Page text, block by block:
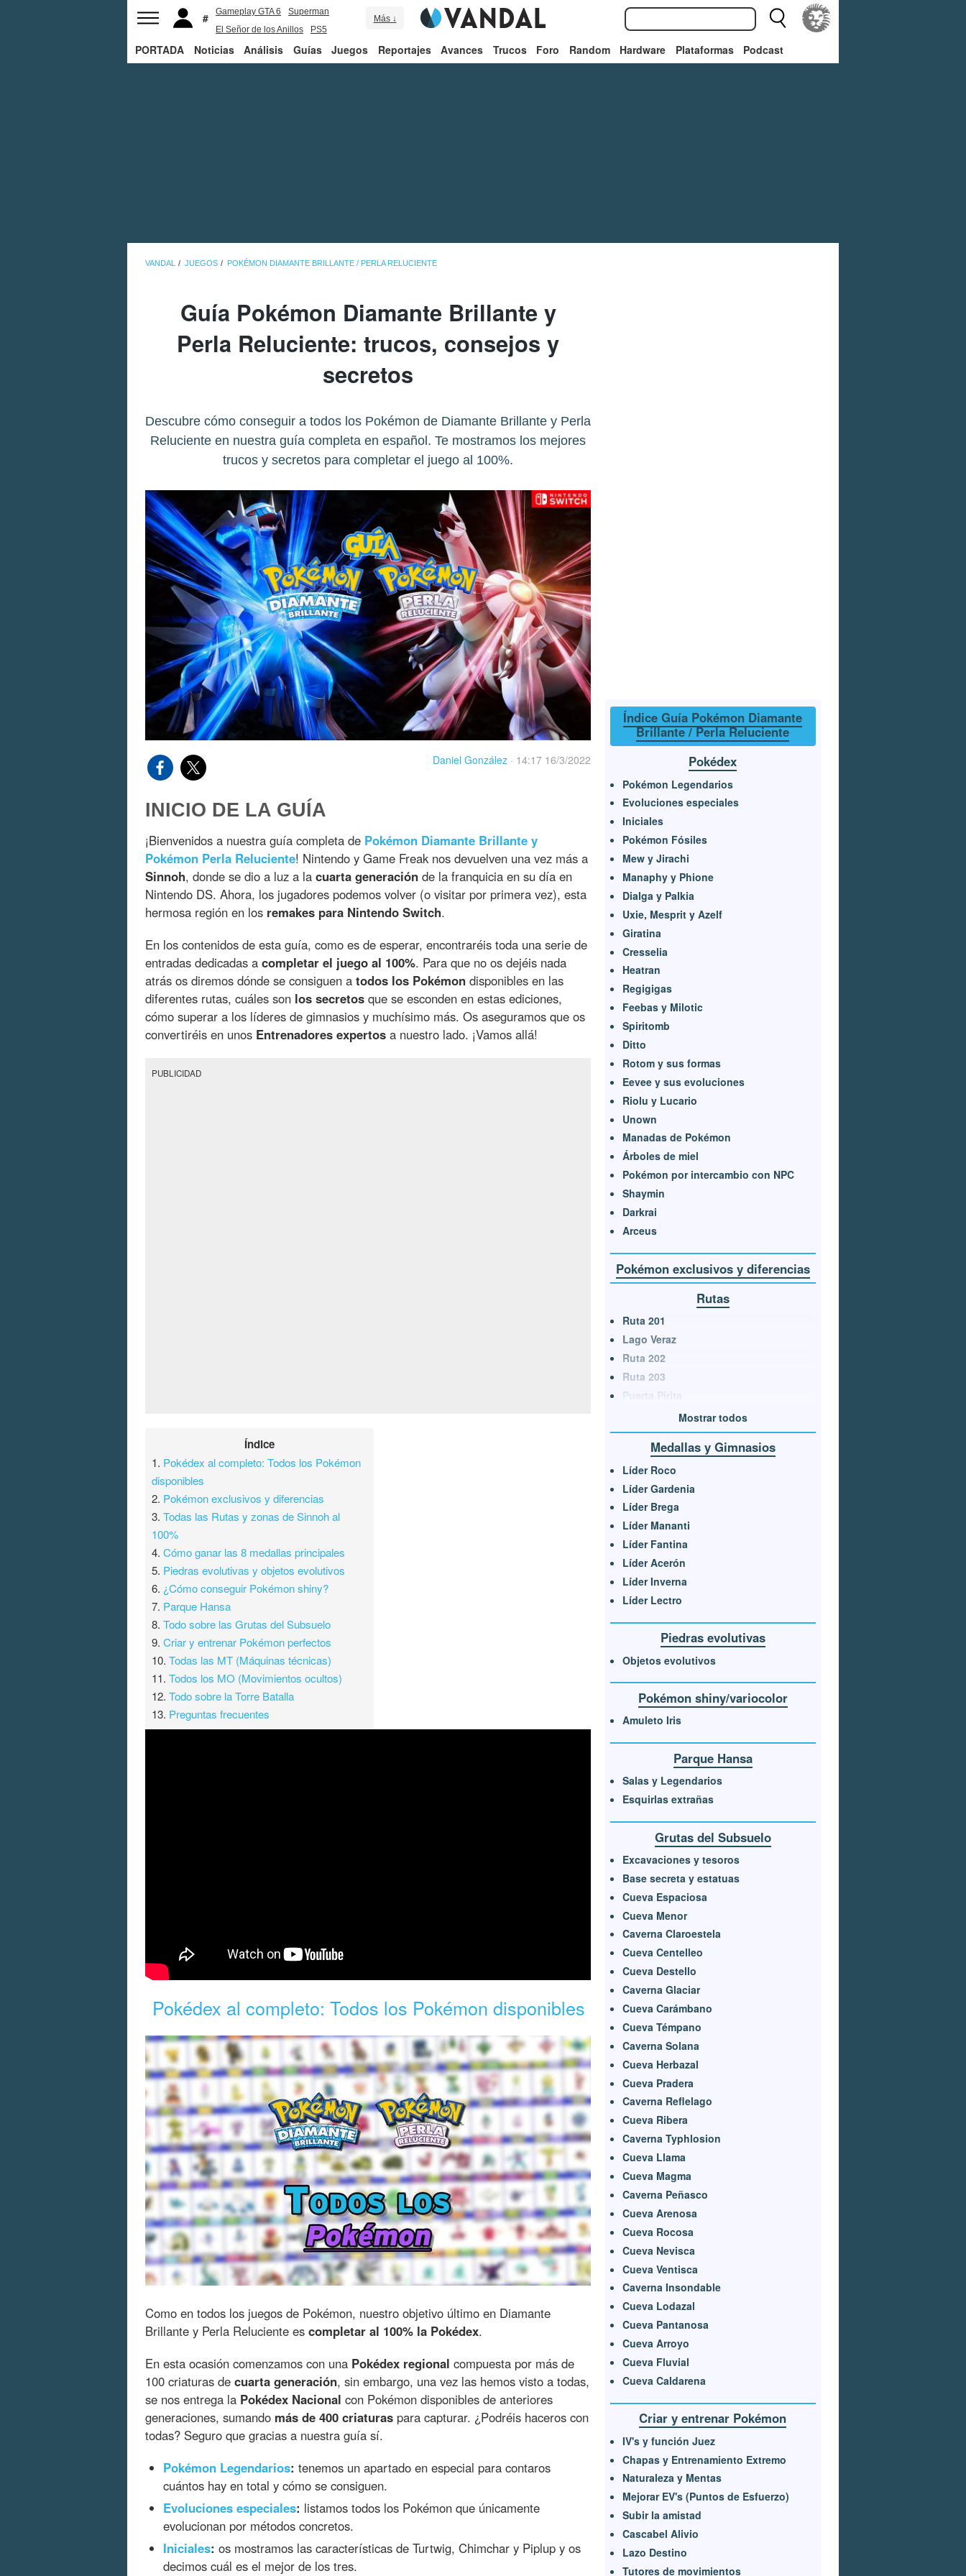
Gameplay GTA 6
Superman
El Señor de los Anillos
PS5
Más ↓
PORTADA Noticias Análisis Guías Juegos Reportajes Avances Trucos Foro Random Hardware Plataformas Podcast
VANDAL JUEGOS POKÉMON DIAMANTE BRILLANTE / PERLA RELUCIENTE
Guía Pokémon Diamante Brillante y
Perla Reluciente: trucos, consejos y
secretos
Descubre cómo conseguir a todos los Pokémon de Diamante Brillante y Perla
Reluciente en nuestra guía completa en español. Te mostramos los mejores
trucos y secretos para completar el juego al 100%.
Daniel González · 14:17 16/3/2022
INICIO DE LA GUÍA
¡Bienvenidos a nuestra guía completa de Pokémon Diamante Brillante y
Pokémon Perla Reluciente! Nintendo y Game Freak nos devuelven una vez más a
Sinnoh, donde se dio a luz a la cuarta generación de la franquicia en su día en
Nintendo DS. Ahora, los jugadores podemos volver (o visitar por primera vez), esta
hermosa región en los remakes para Nintendo Switch.
En los contenidos de esta guía, como es de esperar, encontraréis toda una serie de
entradas dedicadas a completar el juego al 100%. Para que no os dejéis nada
atrás os diremos dónde se consiguen a todos los Pokémon disponibles en las
diferentes rutas, cuáles son los secretos que se esconden en estas ediciones,
cómo superar a los líderes de gimnasios y muchísimo más. Os aseguramos que os
convertiréis en unos Entrenadores expertos a nuestro lado. ¡Vamos allá!
PUBLICIDAD
Índice
1. Pokédex al completo: Todos los Pokémon
disponibles
2. Pokémon exclusivos y diferencias
3.Todas las Rutas y zonas de Sinnoh al
100%
4.Cómo ganar las 8 medallas principales
5. Piedras evolutivas y objetos evolutivos
6. ¿Cómo conseguir Pokémon shiny?
7. Parque Hansa
8.Todo sobre las Grutas del Subsuelo
9.Criar y entrenar Pokémon perfectos
10.Todas las MT (Máquinas técnicas)
11.Todos los MO (Movimientos ocultos)
12.Todo sobre la Torre Batalla
13. Preguntas frecuentes
Pokédex al completo: Todos los Pokémon disponibles
Como en todos los juegos de Pokémon, nuestro objetivo último en Diamante
Brillante y Perla Reluciente es completar al 100% la Pokédex.
En esta ocasión comenzamos con una Pokédex regional compuesta por más de
100 criaturas de cuarta generación, sin embargo, una vez las hemos visto a todas,
se nos entrega la Pokédex Nacional con Pokémon disponibles de anteriores
generaciones, sumando más de 400 criaturas para capturar. ¿Podréis haceros con
todas? Seguro que gracias a nuestra guía sí.
Pokémon Legendarios: tenemos un apartado en especial para contaros
cuántos hay en total y cómo se consiguen.
Evoluciones especiales: listamos todos los Pokémon que únicamente
evolucionan por métodos concretos.
Iniciales: os mostramos las características de Turtwig, Chimchar y Piplup y os
decimos cuál es el mejor de los tres.
Índice Guía Pokémon Diamante
Brillante / Perla Reluciente
Pokédex
Pokémon Legendarios
Evoluciones especiales
Iniciales
Pokémon Fósiles
Mew y Jirachi
Manaphy y Phione
Dialga y Palkia
Uxie, Mesprit y Azelf
Giratina
Cresselia
Heatran
Regigigas
Feebas y Milotic
Spiritomb
Ditto
Rotom y sus formas
Eevee y sus evoluciones
Riolu y Lucario
Unown
Manadas de Pokémon
Árboles de miel
Pokémon por intercambio con NPC
Shaymin
Darkrai
Arceus
Pokémon exclusivos y diferencias
Rutas
Ruta 201
Lago Veraz
Ruta 202
Ruta 203
Puerta Pirita
Mostrar todos
Medallas y Gimnasios
Líder Roco
Líder Gardenia
Líder Brega
Líder Mananti
Líder Fantina
Líder Acerón
Líder Inverna
Líder Lectro
Piedras evolutivas
Objetos evolutivos
Pokémon shiny/variocolor
Amuleto Iris
Parque Hansa
Salas y Legendarios
Esquirlas extrañas
Grutas del Subsuelo
Excavaciones y tesoros
Base secreta y estatuas
Cueva Espaciosa
Cueva Menor
Caverna Claroestela
Cueva Centelleo
Cueva Destello
Caverna Glaciar
Cueva Carámbano
Cueva Témpano
Caverna Solana
Cueva Herbazal
Cueva Pradera
Caverna Reflelago
Cueva Ribera
Caverna Typhlosion
Cueva Llama
Cueva Magma
Caverna Peñasco
Cueva Arenosa
Cueva Rocosa
Cueva Nevisca
Cueva Ventisca
Caverna Insondable
Cueva Lodazal
Cueva Pantanosa
Cueva Arroyo
Cueva Fluvial
Cueva Caldarena
Criar y entrenar Pokémon
IV's y función Juez
Chapas y Entrenamiento Extremo
Naturaleza y Mentas
Mejorar EV's (Puntos de Esfuerzo)
Subir la amistad
Cascabel Alivio
Lazo Destino
Tutores de movimientos